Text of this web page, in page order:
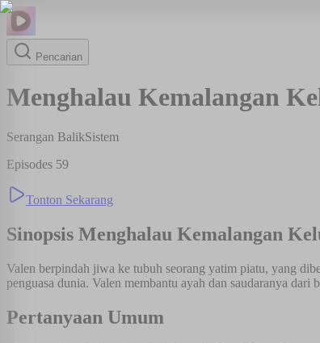
Pencarian
Menghalau Kemalangan
Serangan BalikSistem
Episodes 59
Tonton Sekarang
Sinopsis Menghalau Kemalangan
Valen berpindah jiwa ke tubuh seorang yatim piatu, yang
penguasa dunia. Valen membantu ayah dan saudaranya
Pertanyaan Umum